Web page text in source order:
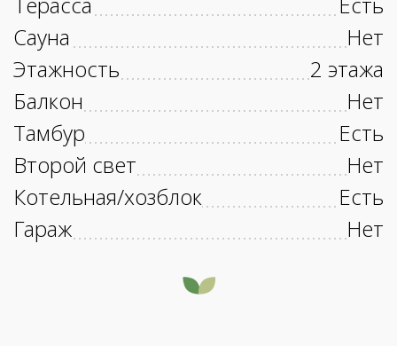
Сауна
Нет
Этажность
2 этажа
Балкон
Нет
Тамбур
Есть
Второй свет
Нет
Котельная/хозблок
Есть
Гараж
Нет